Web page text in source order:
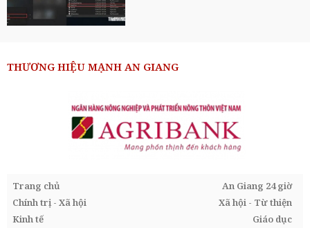
THƯƠNG HIỆU MẠNH AN GIANG
Trang chủ
An Giang 24 giờ
Chính trị - Xã hội
Xã hội - Từ thiện
Kinh tế
Giáo dục